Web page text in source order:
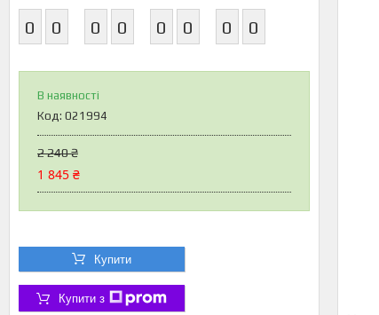
0 0 0 0 0 0 0 0
В наявності
Код: 021994
2 240 ₴
1 845 ₴
Купити
Купити з